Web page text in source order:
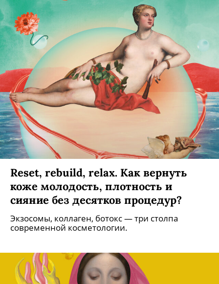
Reset, rebuild, relax. Как вернуть
коже молодость, плотность и
сияние без десятков процедур?
Экзосомы, коллаген, ботокс — три столпа
современной косметологии.